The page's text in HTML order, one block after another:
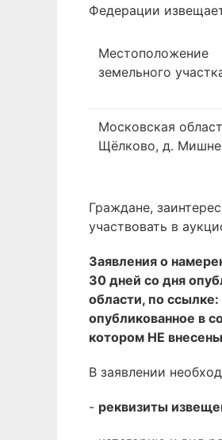
Федерации
Местоположение
земельного
Московская
Щёлково, д.
Граждане,
участвовать в
Заявления о
30 дней со дня
области, по
опубликованное в
котором НЕ
В заявлении
- реквизиты